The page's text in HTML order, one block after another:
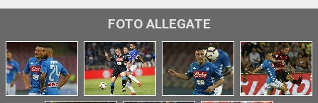
FOTO ALLEGATE